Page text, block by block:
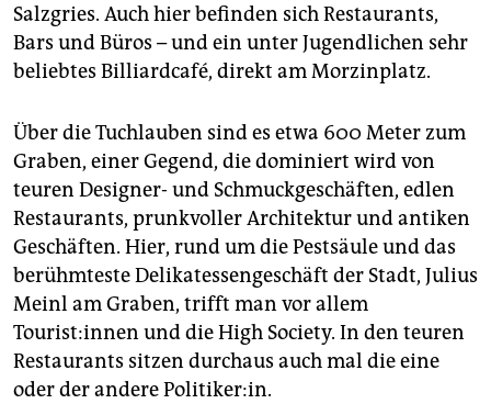
Salzgries. Auch hier befinden sich Restaurants,
Bars und Büros – und ein unter Jugendlichen sehr
beliebtes Billiardcafé, direkt am Morzinplatz.
Über die Tuchlauben sind es etwa 600 Meter zum
Graben, einer Gegend, die dominiert wird von
teuren Designer- und Schmuckgeschäften, edlen
Restaurants, prunkvoller Architektur und antiken
Geschäften. Hier, rund um die Pestsäule und das
berühmteste Delikatessengeschäft der Stadt, Julius
Meinl am Graben, trifft man vor allem
Tourist:innen und die High Society. In den teuren
Restaurants sitzen durchaus auch mal die eine
oder der andere Politiker:in.